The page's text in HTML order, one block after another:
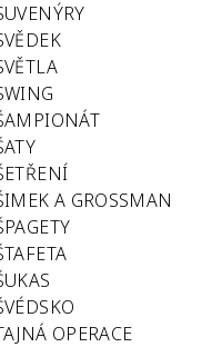
A GROSSMAN
OPERACE